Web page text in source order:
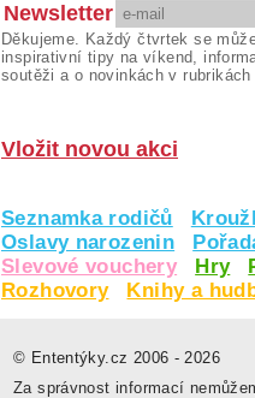
Newsletter
Děkujeme. Každý čtvrtek se
inspirativní tipy na víkend,
soutěži a o novinkách v rubrikách
Vložit novou akci
Seznamka rodičů
Oslavy narozenin
Slevové vouchery
Hry
Rozhovory
Knihy a
© Ententýky.cz 2006 - 2026
Za správnost informací